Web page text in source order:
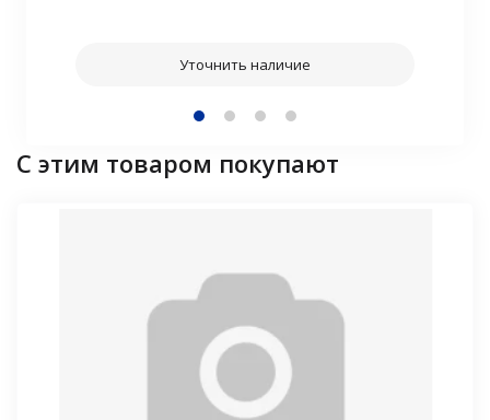
Уточнить наличие
С этим товаром покупают